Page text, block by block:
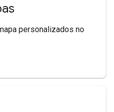
personalizados no